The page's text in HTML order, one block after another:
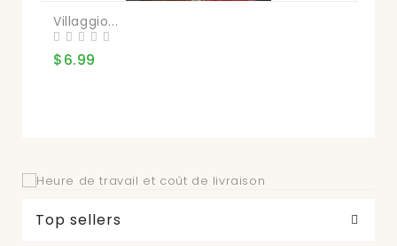
Villaggio...
$6.99
Top sellers